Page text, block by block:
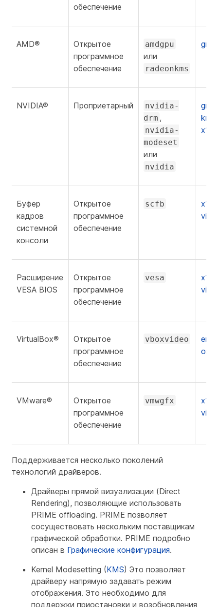
обеспечение
AMD®
Открытое
программное
обеспечение
amdgpu
или
radeonkms
NVIDIA® Проприетарный
nvidia-
drm ,
nvidia-
modeset
или
nvidia
Буфер
кадров
системной
консоли
Открытое
программное
обеспечение
scfb
Расширение
VESA BIOS
Открытое
программное
обеспечение
vesa
VirtualBox®
Открытое
программное
обеспечение
vboxvideo
VMware®
Открытое
программное
обеспечение
vmwgfx
Поддерживается несколько поколений
технологий драйверов.
Драйверы прямой визуализации (Direct
Rendering), позволяющие использовать
PRIME offloading. PRIME позволяет
сосуществовать нескольким поставщикам
графической обработки. PRIME подробно
описан в Графические конфигурация.
Kernel Modesetting (KMS) Это позволяет
драйверу напрямую задавать режим
отображения. Это необходимо для
поддержки приостановки и возобновления